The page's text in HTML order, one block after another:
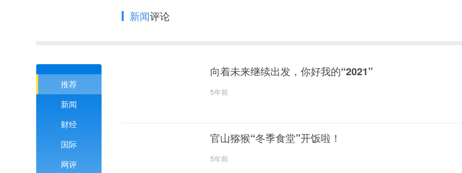
新闻评论
推荐
新闻
财经
国际
网评
向着未来继续出发，你好我的“2021”
5年前
官山猕猴“冬季食堂”开饭啦！
5年前